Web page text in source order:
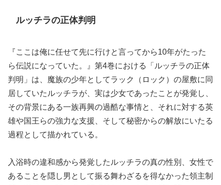
ルッチラの正体判明
『ここは俺に任せて先に行けと言ってから10年がたった
ら伝説になっていた。』第4巻における「ルッチラの正体
判明」は、魔族の少年としてラック（ロック）の屋敷に同
居していたルッチラが、実は少女であったことが発覚し、
その背景にある一族再興の過酷な事情と、それに対する英
雄や国王らの強力な支援、そして秘密からの解放にいたる
過程として描かれている。
入浴時の違和感から発覚したルッチラの真の性別、女性で
あることを隠し男として振る舞わざるを得なかった領主制